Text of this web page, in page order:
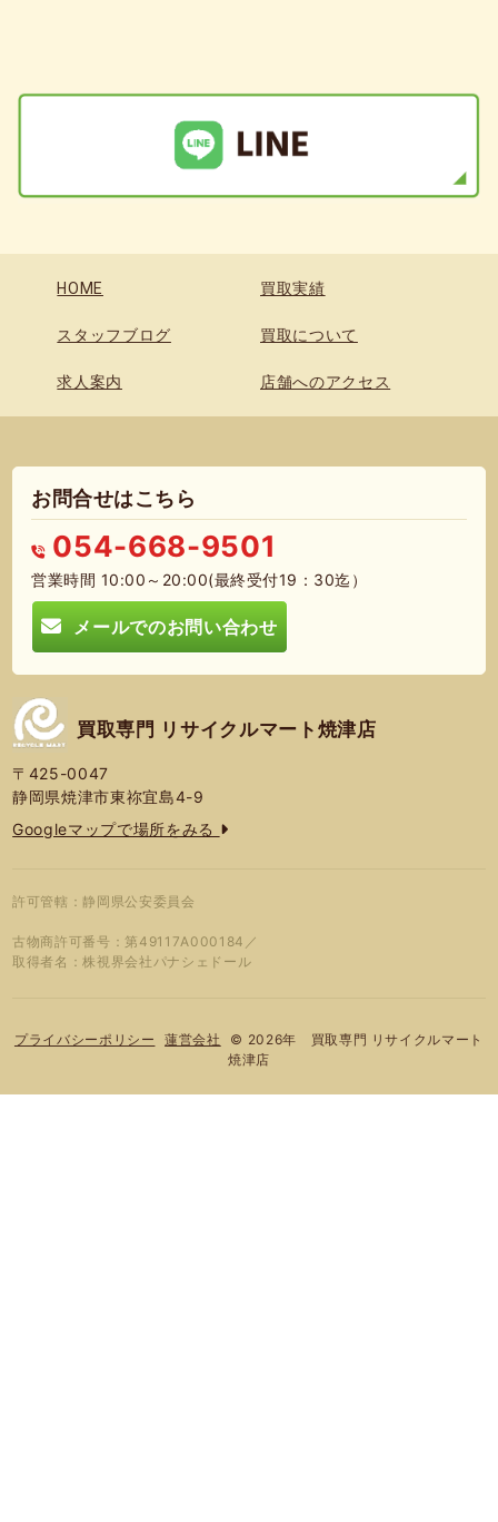
HOME 買取実績
スタッフブログ 買取について
求人案内 店舗へのアクセス
お問合せはこちら
054-668-9501
営業時間 10:00～20:00(最終受付19：30迄）
メールでのお問い合わせ
買取専門 リサイクルマート焼津店
〒425-0047
静岡県焼津市東祢宜島4-9
Googleマップで場所をみる
許可管轄：静岡県公安委員会
古物商許可番号：第49117A000184／
取得者名：株視界会社パナシェドール
プライバシーポリシー 蓮営会社
© 2026年 買取専門 リサイクルマート
焼津店